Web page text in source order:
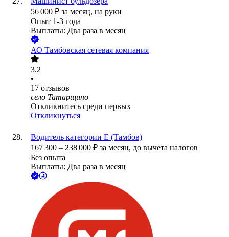
56 000 ₽ за месяц, на руки
Опыт 1-3 года
Выплаты: Два раза в месяц
АО Тамбовская сетевая компания
3.2
•
17 отзывов
село Татарщино
Откликнитесь среди первых
Откликнуться
Водитель категории Е (Тамбов)
167 300 – 238 000 ₽ за месяц, до вычета налогов
Без опыта
Выплаты: Два раза в месяц